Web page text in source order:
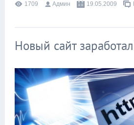
1709 Админ 19.05.2009
Новый сайт